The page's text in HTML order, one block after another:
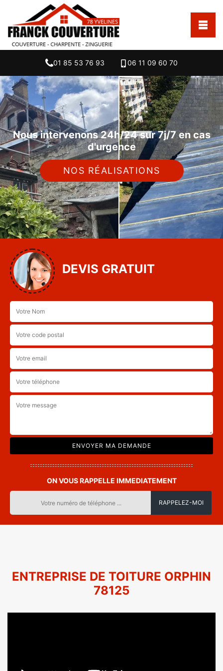
01 85 53 76 93 06 11 09 60 70
Nous intervenons 24h/24 sur 7j/7 en cas
d'urgence
NOS RÉALISATIONS
DEVIS GRATUIT
ON VOUS RAPPELLE IMMEDIATEMENT
ENTREPRISE DE TOITURE ORPHIN
78125